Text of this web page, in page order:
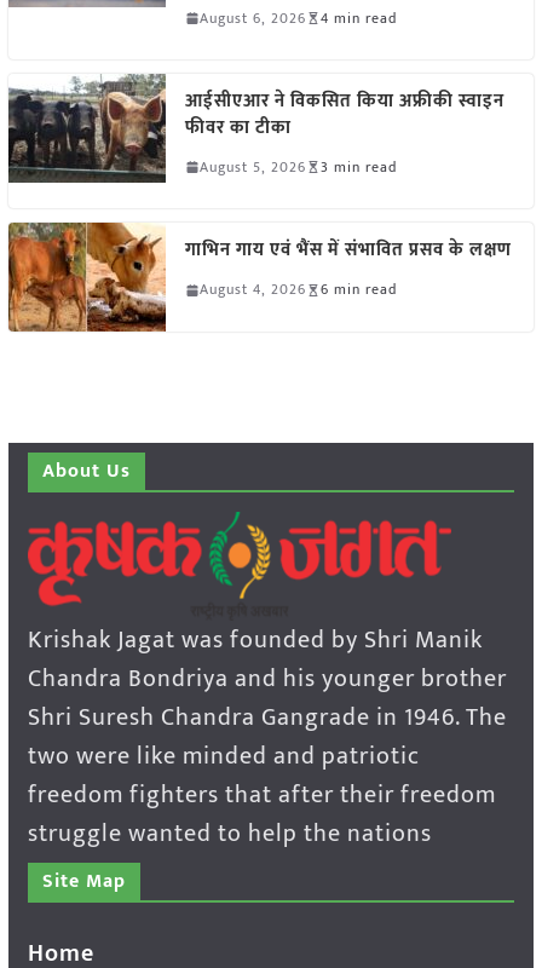
August 6, 2026 4 min read
आईसीएआर ने विकसित किया अफ्रीकी स्वाइन
फीवर का टीका
August 5, 2026 3 min read
गाभिन गाय एवं भैंस में संभावित प्रसव के लक्षण
August 4, 2026 6 min read
About Us
Krishak Jagat was founded by Shri Manik
Chandra Bondriya and his younger brother
Shri Suresh Chandra Gangrade in 1946. The
two were like minded and patriotic
freedom fighters that after their freedom
struggle wanted to help the nations
Site Map
Home